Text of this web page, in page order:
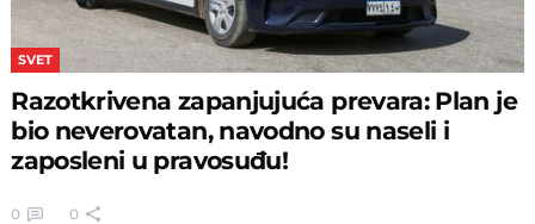
SVET
Razotkrivena zapanjujuća prevara: Plan je
bio neverovatan, navodno su naseli i
zaposleni u pravosuđu!
0 0